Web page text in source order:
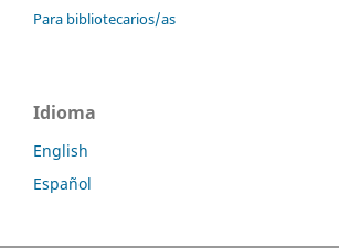
Para bibliotecarios/as
Idioma
English
Español